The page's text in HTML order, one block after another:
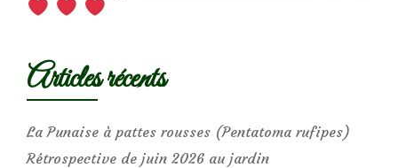
Articles récents
La Punaise à pattes rousses (Pentatoma rufipes)
Rétrospective de juin 2026 au jardin